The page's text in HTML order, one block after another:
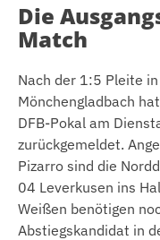
Die
Match
Nach der 1:5 Pleite
Mönchengladbach
DFB-Pokal am
zurückgemeldet.
Pizarro sind die
04 Leverkusen ins
Weißen benötigen
Abstiegskandidat in